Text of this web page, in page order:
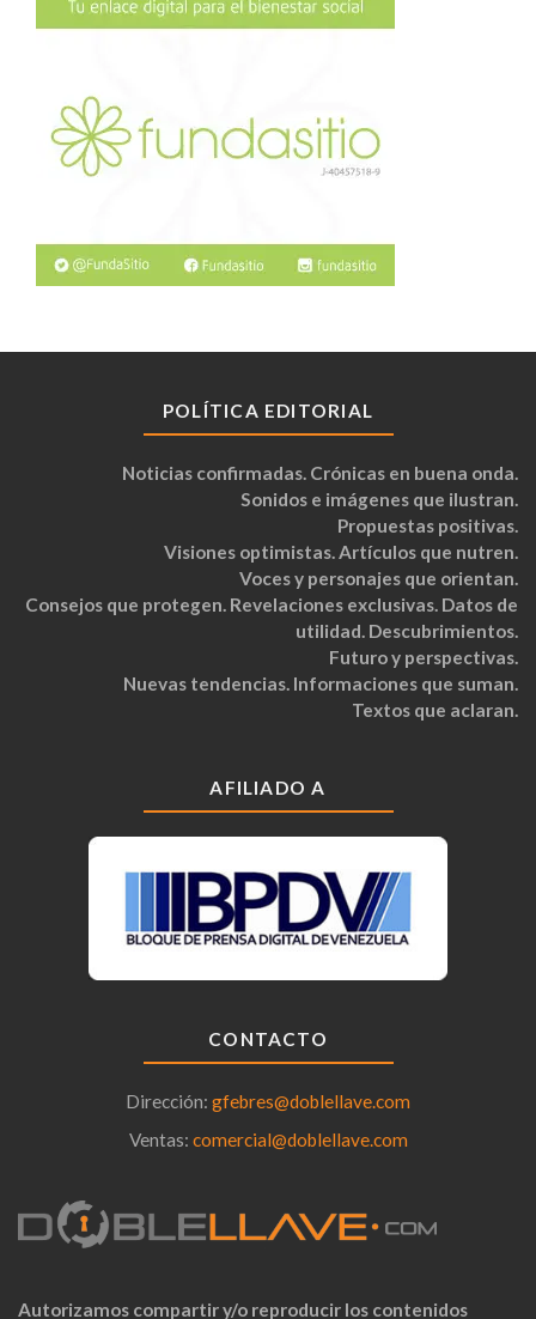
POLÍTICA EDITORIAL
Noticias confirmadas. Crónicas en buena onda.
Sonidos e imágenes que ilustran.
Propuestas positivas.
Visiones optimistas. Artículos que nutren.
Voces y personajes que orientan.
Consejos que protegen. Revelaciones exclusivas. Datos de
utilidad. Descubrimientos.
Futuro y perspectivas.
Nuevas tendencias. Informaciones que suman.
Textos que aclaran.
AFILIADO A
CONTACTO
Dirección: gfebres@doblellave.com
Ventas: comercial@doblellave.com
Autorizamos compartir y/o reproducir los contenidos